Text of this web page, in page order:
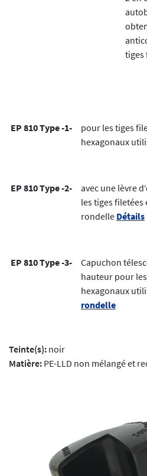
tiges
EP 810 Type -1-
pour les tiges
hexagonaux
EP 810 Type -2-
avec une lèvre
les tiges filetées
rondelle Détails
EP 810 Type -3-
Capuchon
hauteur pour
hexagonaux
rondelle
Teinte(s): noir
Matière: PE-LLD non mélangé et